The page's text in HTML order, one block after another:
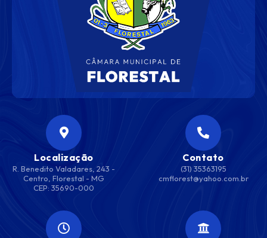
Localização
R. Benedito Valadares, 243 -
Centro, Florestal - MG
CEP: 35690-000
Contato
(31) 35363195
cmflorest@yahoo.com.br